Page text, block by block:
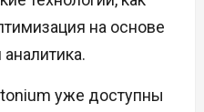
на основе
уже доступны